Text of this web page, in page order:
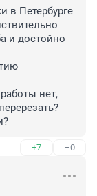
в Петербурге
и достойно
нет,
+7 –0